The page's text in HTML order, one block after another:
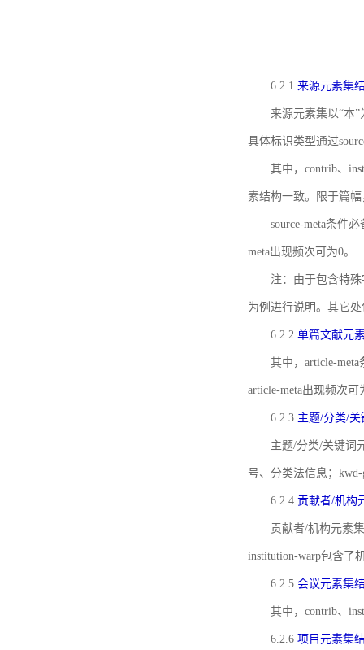
6.2.1 来源元素集
来源元素集以“本
具体标识类型通过
其中，contrib、
素结构一致。限于篇
source-meta条件
meta出现频次可为0。
注：由于包含特殊
为例进行说明。其它
6.2.2 单篇文献元
其中，article-
article-meta出现频次可
6.2.3 主题/分类/
主题/分类/关键词
号、分类法信息；
6.2.4 贡献者/机构
贡献者/机构元素
institution-warp包含了
6.2.5 会议元素集
其中，contrib、
6.2.6 项目元素集